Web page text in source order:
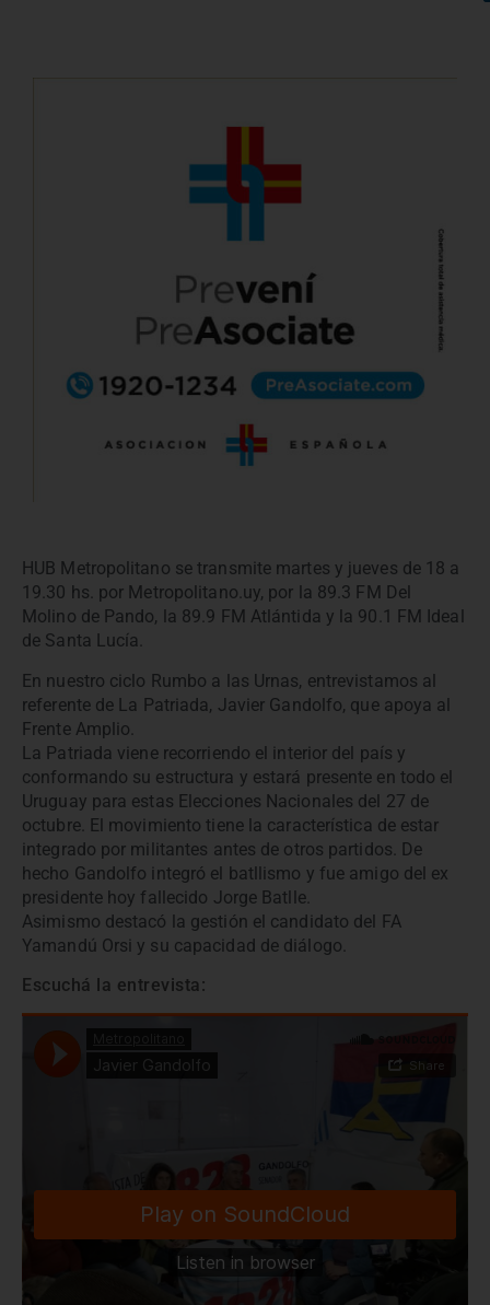
HUB Metropolitano se transmite martes y jueves de 18 a
19.30 hs. por Metropolitano.uy, por la 89.3 FM Del
Molino de Pando, la 89.9 FM Atlántida y la 90.1 FM Ideal
de Santa Lucía.
En nuestro ciclo Rumbo a las Urnas, entrevistamos al
referente de La Patriada, Javier Gandolfo, que apoya al
Frente Amplio.
La Patriada viene recorriendo el interior del país y
conformando su estructura y estará presente en todo el
Uruguay para estas Elecciones Nacionales del 27 de
octubre. El movimiento tiene la característica de estar
integrado por militantes antes de otros partidos. De
hecho Gandolfo integró el batllismo y fue amigo del ex
presidente hoy fallecido Jorge Batlle.
Asimismo destacó la gestión el candidato del FA
Yamandú Orsi y su capacidad de diálogo.
Escuchá la entrevista: